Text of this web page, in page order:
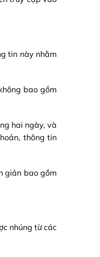
tin này nhằm
bao gồm
hai ngày, và
thông tin
giản bao gồm
nhúng từ các